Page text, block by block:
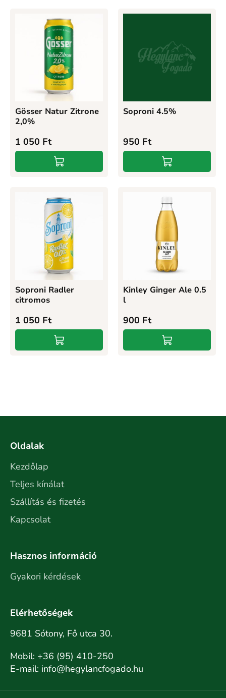
Gösser Natur Zitrone
2,0%
1 050 Ft
Soproni 4.5%
950 Ft
Soproni Radler
citromos
1 050 Ft
Kinley Ginger Ale 0.5
l
900 Ft
Oldalak
Kezdőlap
Teljes kínálat
Szállítás és fizetés
Kapcsolat
Hasznos információ
Gyakori kérdések
Elérhetőségek
9681 Sótony, Fő utca 30.
Mobil: +36 (95) 410-250
E-mail: info@hegylancfogado.hu